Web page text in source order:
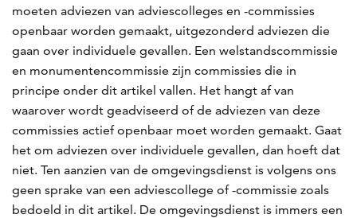
moeten adviezen van adviescolleges en -commissies
openbaar worden gemaakt, uitgezonderd adviezen die
gaan over individuele gevallen. Een welstandscommissie
en monumentencommissie zijn commissies die in
principe onder dit artikel vallen. Het hangt af van
waarover wordt geadviseerd of de adviezen van deze
commissies actief openbaar moet worden gemaakt. Gaat
het om adviezen over individuele gevallen, dan hoeft dat
niet. Ten aanzien van de omgevingsdienst is volgens ons
geen sprake van een adviescollege of -commissie zoals
bedoeld in dit artikel. De omgevingsdienst is immers een